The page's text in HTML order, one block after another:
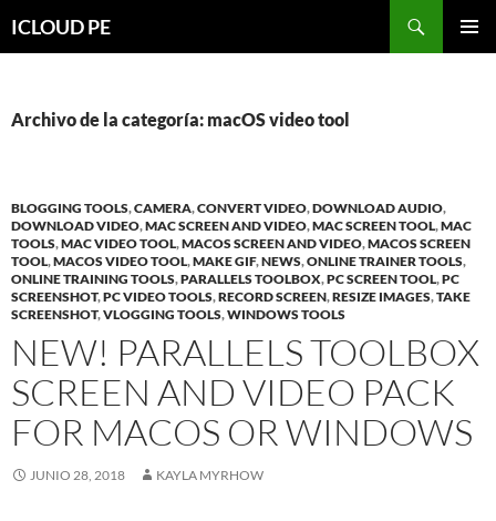
hacia
ICLOUD PE
Archivo de la categoría: macOS video tool
BLOGGING TOOLS,CAMERA,CONVERT VIDEO,DOWNLOAD AUDIO,
DOWNLOAD VIDEO,MAC SCREEN AND VIDEO,MAC SCREEN TOOL,MAC
TOOLS,MAC VIDEO TOOL,MACOS SCREEN AND VIDEO,MACOS SCREEN
TOOL,MACOS VIDEO TOOL,MAKE GIF,NEWS,ONLINE TRAINER TOOLS,
ONLINE TRAINING TOOLS,PARALLELS TOOLBOX,PC SCREEN TOOL,PC
SCREENSHOT,PC VIDEO TOOLS,RECORD SCREEN,RESIZE IMAGES,TAKE
SCREENSHOT,VLOGGING TOOLS,WINDOWS TOOLS
NEW! PARALLELS TOOLBOX
SCREEN AND VIDEO PACK
FOR MACOS OR WINDOWS
JUNIO 28, 2018 KAYLA MYRHOW